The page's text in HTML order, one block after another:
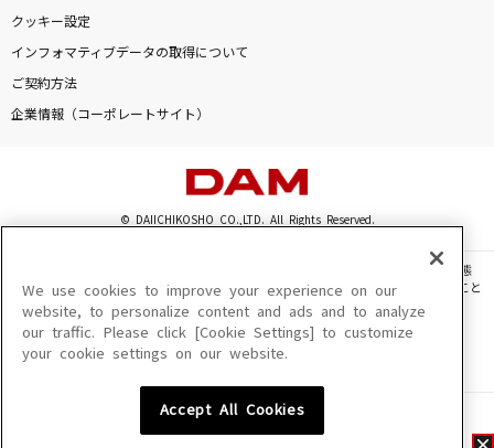
クッキー設定
インフォマティブデータの取得について
ご契約方法
企業情報（コーポレートサイト）
© DAIICHIKOSHO CO.,LTD. All Rights Reserved.
このサイトに掲載されている一切の文章・画像・写真・動画・音声等を、手段や形態
を問わず、著作権法の定める範囲を超えて無断で複製、転載、ファイル化などすること
を禁じます。
楽曲及びコンテンツは、機種によりご利用いただけない場合があります。
楽曲及びコンテンツの配信日、配信内容が変更になる場合があります。
We use cookies to improve your experience on our
website, to personalize content and ads and to analyze
our traffic. Please click [Cookie Settings] to customize
your cookie settings on our website.
Accept All Cookies